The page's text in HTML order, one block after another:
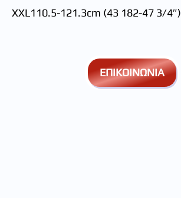
XXL110.5-121.3cm (43 182-47 3/4″)
ΕΠΙΚΟΙΝΩΝΙΑ